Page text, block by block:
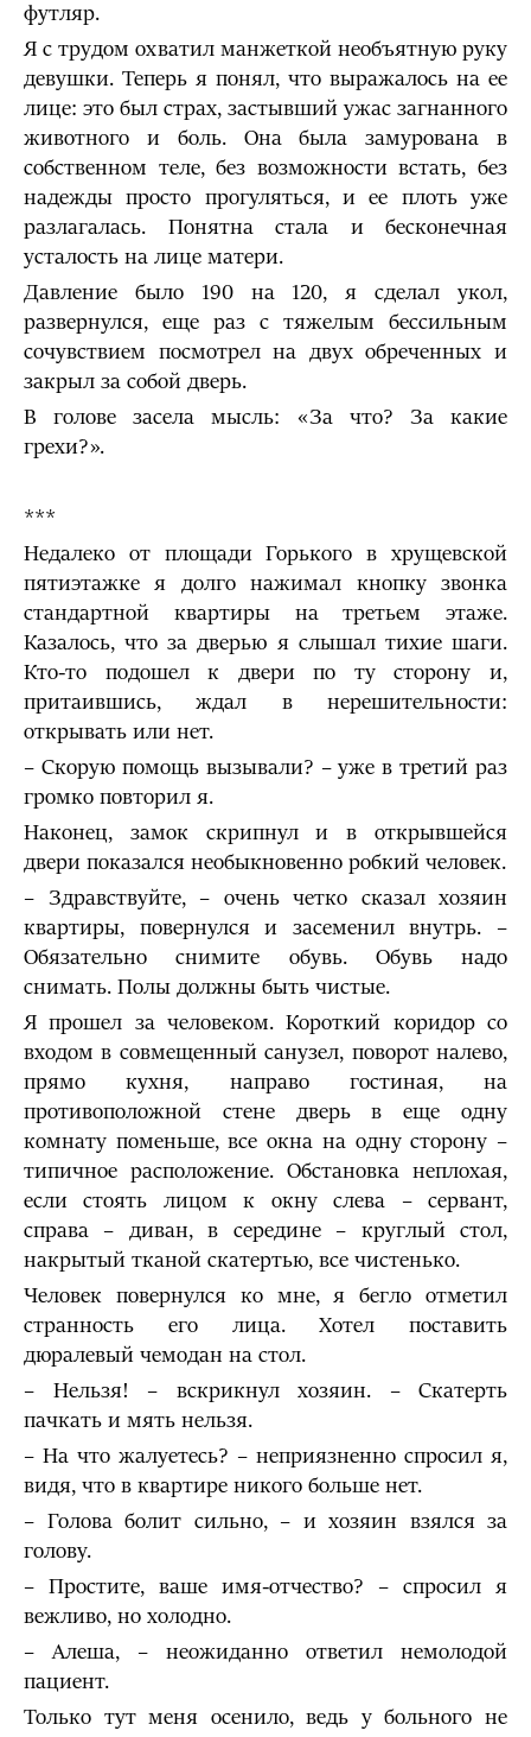
футляр.
Я с трудом охватил манжеткой необъятную руку
девушки. Теперь я понял, что выражалось на ее
лице: это был страх, застывший ужас загнанного
животного и боль. Она была замурована в
собственном теле, без возможности встать, без
надежды просто прогуляться, и ее плоть уже
разлагалась. Понятна стала и бесконечная
усталость на лице матери.
Давление было 190 на 120, я сделал укол,
развернулся, еще раз с тяжелым бессильным
сочувствием посмотрел на двух обреченных и
закрыл за собой дверь.
В голове засела мысль: «За что? За какие
грехи?».
***
Недалеко от площади Горького в хрущевской
пятиэтажке я долго нажимал кнопку звонка
стандартной квартиры на третьем этаже.
Казалось, что за дверью я слышал тихие шаги.
Кто-то подошел к двери по ту сторону и,
притаившись, ждал в нерешительности:
открывать или нет.
– Скорую помощь вызывали? – уже в третий раз
громко повторил я.
Наконец, замок скрипнул и в открывшейся
двери показался необыкновенно робкий человек.
– Здравствуйте, – очень четко сказал хозяин
квартиры, повернулся и засеменил внутрь. –
Обязательно снимите обувь. Обувь надо
снимать. Полы должны быть чистые.
Я прошел за человеком. Короткий коридор со
входом в совмещенный санузел, поворот налево,
прямо кухня, направо гостиная, на
противоположной стене дверь в еще одну
комнату поменьше, все окна на одну сторону –
типичное расположение. Обстановка неплохая,
если стоять лицом к окну слева – сервант,
справа – диван, в середине – круглый стол,
накрытый тканой скатертью, все чистенько.
Человек повернулся ко мне, я бегло отметил
странность его лица. Хотел поставить
дюралевый чемодан на стол.
– Нельзя! – вскрикнул хозяин. – Скатерть
пачкать и мять нельзя.
– На что жалуетесь? – неприязненно спросил я,
видя, что в квартире никого больше нет.
– Голова болит сильно, – и хозяин взялся за
голову.
– Простите, ваше имя-отчество? – спросил я
вежливо, но холодно.
– Алеша, – неожиданно ответил немолодой
пациент.
Только тут меня осенило, ведь у больного не